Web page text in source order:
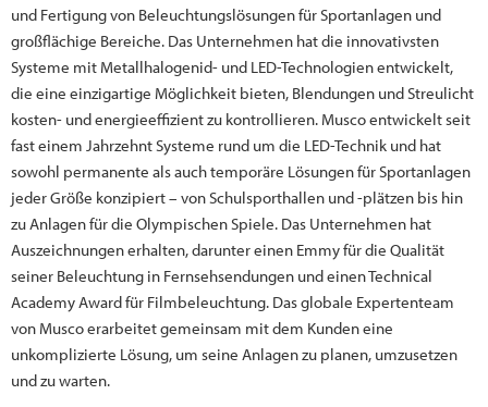
und Fertigung von Beleuchtungslösungen für Sportanlagen und
großflächige Bereiche. Das Unternehmen hat die innovativsten
Systeme mit Metallhalogenid- und LED-Technologien entwickelt,
die eine einzigartige Möglichkeit bieten, Blendungen und Streulicht
kosten- und energieeffizient zu kontrollieren. Musco entwickelt seit
fast einem Jahrzehnt Systeme rund um die LED-Technik und hat
sowohl permanente als auch temporäre Lösungen für Sportanlagen
jeder Größe konzipiert – von Schulsporthallen und -plätzen bis hin
zu Anlagen für die Olympischen Spiele. Das Unternehmen hat
Auszeichnungen erhalten, darunter einen Emmy für die Qualität
seiner Beleuchtung in Fernsehsendungen und einen Technical
Academy Award für Filmbeleuchtung. Das globale Expertenteam
von Musco erarbeitet gemeinsam mit dem Kunden eine
unkomplizierte Lösung, um seine Anlagen zu planen, umzusetzen
und zu warten.